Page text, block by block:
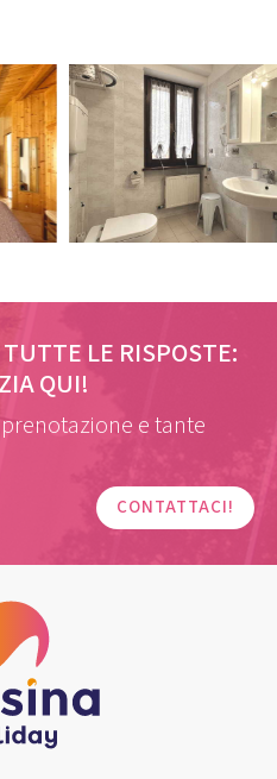
LE RISPOSTE:
QUI!
e tante
CONTATTACI!